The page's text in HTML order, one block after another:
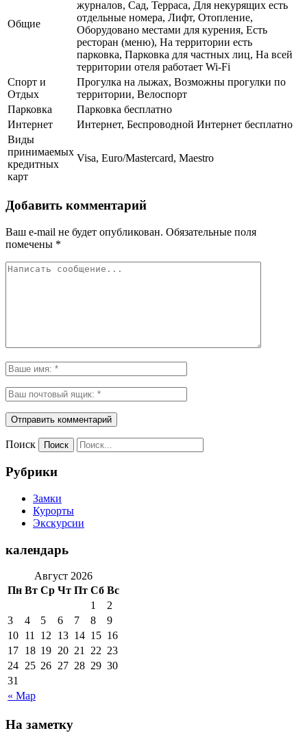
Общие
журналов, Сад, Терраса, Для некурящих есть
отдельные номера, Лифт, Отопление,
Оборудовано местами для курения, Есть
ресторан (меню), На территории есть
парковка, Парковка для частных лиц, На всей
территории отеля работает Wi-Fi
Спорт и
Отдых
Прогулка на лыжах, Возможны прогулки по
территории, Велоспорт
Парковка
Парковка бесплатно
Интернет
Интернет, Беспроводной Интернет бесплатно
Виды
принимаемых
кредитных
карт
Visa, Euro/Mastercard, Maestro
Добавить комментарий
Ваш e-mail не будет опубликован. Обязательные поля
помечены *
Поиск
Рубрики
Замки
Курорты
Экскурсии
календарь
Август 2026
Пн Вт Ср Чт Пт Сб Вс
« Мар
1
2
3
4 5 6 7 8
9
10 11 12 13 14 15 16
17 18 19 20 21 22 23
24 25 26 27 28 29 30
31
На заметку